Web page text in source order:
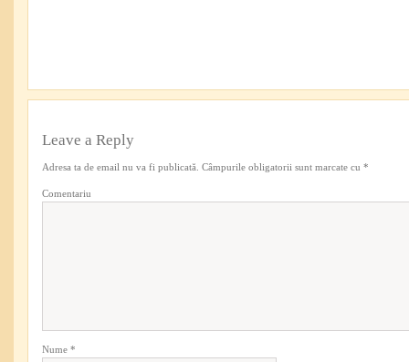
Leave a Reply
Adresa ta de email nu va fi publicată. Câmpurile obligatorii sunt marcate cu *
Comentariu
Nume *